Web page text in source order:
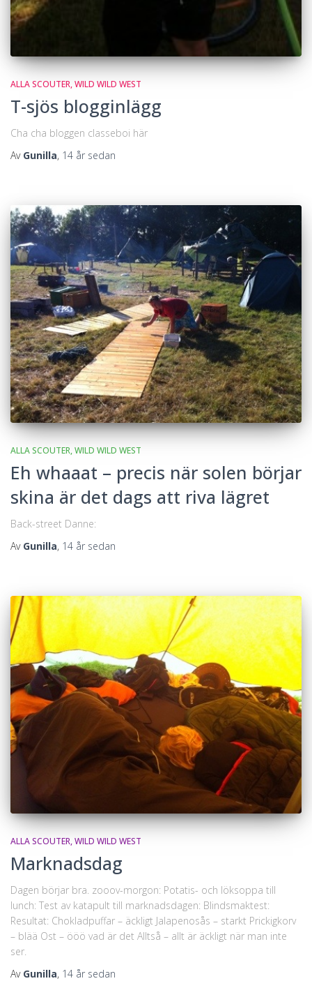
ALLA SCOUTER WILD WILD WEST
T-sjös blogginlägg
Cha cha bloggen classeboi här
Av Gunilla, 14 år sedan
ALLA SCOUTER WILD WILD WEST
Eh whaaat – precis när solen börjar
skina är det dags att riva lägret
Back-street Danne:
Av Gunilla, 14 år sedan
ALLA SCOUTER WILD WILD WEST
Marknadsdag
Dagen börjar bra. zooov-morgon: Potatis- och löksoppa till
lunch: Test av katapult till marknadsdagen: Blindsmaktest:
Resultat: Chokladpuffar – äckligt Jalapenosås – starkt Prickigkorv
– blää Ost – ööö vad är det Alltså – allt är äckligt när man inte
ser.
Av Gunilla, 14 år sedan